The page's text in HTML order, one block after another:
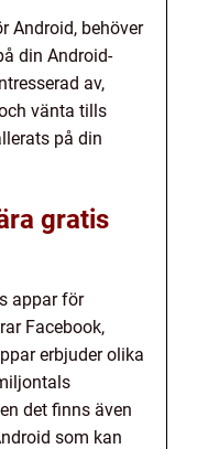
Android, behöver
din Android-
av,
vänta tills
på din
gratis
appar för
Facebook,
erbjuder olika
det finns även
som kan